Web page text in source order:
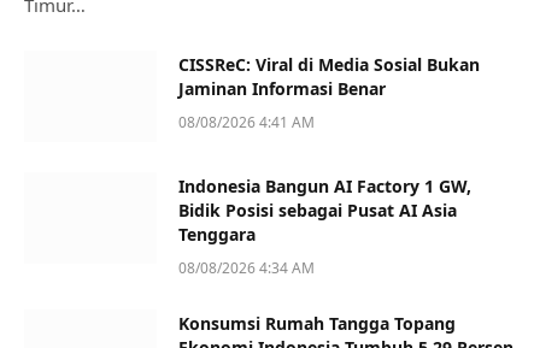
Timur…
CISSReC: Viral di Media Sosial Bukan
Jaminan Informasi Benar
08/08/2026 4:41 AM
Indonesia Bangun AI Factory 1 GW,
Bidik Posisi sebagai Pusat AI Asia
Tenggara
08/08/2026 4:34 AM
Konsumsi Rumah Tangga Topang